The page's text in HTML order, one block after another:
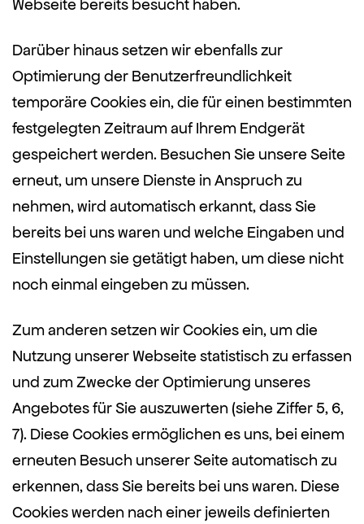
Webseite bereits besucht haben.
Darüber hinaus setzen wir ebenfalls zur
Optimierung der Benutzerfreundlichkeit
temporäre Cookies ein, die für einen bestimmten
festgelegten Zeitraum auf Ihrem Endgerät
gespeichert werden. Besuchen Sie unsere Seite
erneut, um unsere Dienste in Anspruch zu
nehmen, wird automatisch erkannt, dass Sie
bereits bei uns waren und welche Eingaben und
Einstellungen sie getätigt haben, um diese nicht
noch einmal eingeben zu müssen.
Zum anderen setzen wir Cookies ein, um die
Nutzung unserer Webseite statistisch zu erfassen
und zum Zwecke der Optimierung unseres
Angebotes für Sie auszuwerten (siehe Ziffer 5, 6,
7). Diese Cookies ermöglichen es uns, bei einem
erneuten Besuch unserer Seite automatisch zu
erkennen, dass Sie bereits bei uns waren. Diese
Cookies werden nach einer jeweils definierten